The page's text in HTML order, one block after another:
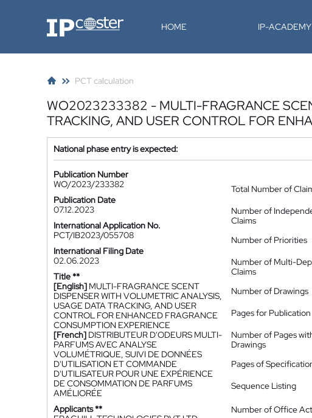
IP-Coster HOME IP-ACADEMY
PCT calculation
WO2023233382 - MULTI-FRAGRANCE
TRACKING, AND USER CONTROL FOR
National phase entry is expected:
Publication Number
WO/2023/233382
Publication Date
07.12.2023
International Application No.
PCT/IB2023/055708
International Filing Date
02.06.2023
Title **
[English] MULTI-FRAGRANCE SCENT
DISPENSER WITH VOLUMETRIC ANALYSIS,
USAGE DATA TRACKING, AND USER
CONTROL FOR ENHANCED FRAGRANCE
CONSUMPTION EXPERIENCE
[French] DISTRIBUTEUR D'ODEURS MULTI-
PARFUMS AVEC ANALYSE
VOLUMÉTRIQUE, SUIVI DE DONNÉES
D'UTILISATION ET COMMANDE
D'UTILISATEUR POUR UNE EXPÉRIENCE
DE CONSOMMATION DE PARFUMS
AMÉLIORÉE
Applicants **
Total Number of
Number of
Claims
Number of Priorities
Number of Multi-
Claims
Number of Drawings
Pages for Publication
Number of Pages
Drawings
Pages of
Sequence Listing
Number of Office